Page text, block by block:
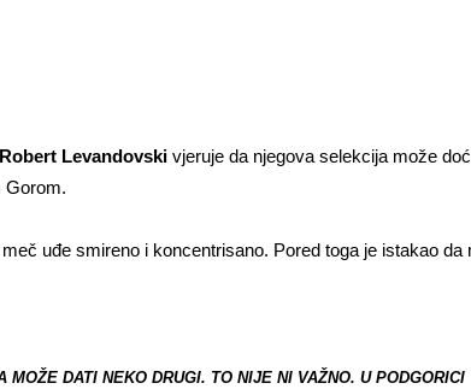
Robert Levandovski vjeruje da njegova selekcija može
Gorom.
uđe smireno i koncentrisano. Pored toga je istakao da
MOŽE DATI NEKO DRUGI. TO NIJE NI VAŽNO. U PODGORICI